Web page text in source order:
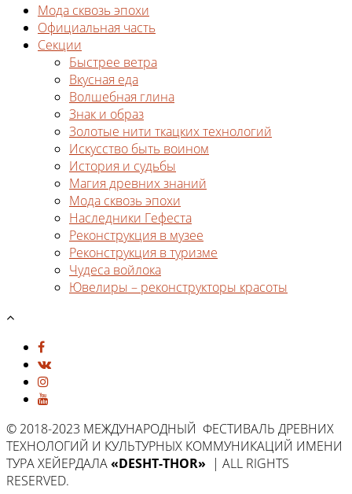
Мода сквозь эпохи
Официальная часть
Секции
Быстрее ветра
Вкусная еда
Волшебная глина
Знак и образ
Золотые нити ткацких технологий
Искусство быть воином
История и судьбы
Магия древних знаний
Мода сквозь эпохи
Наследники Гефеста
Реконструкция в музее
Реконструкция в туризме
Чудеса войлока
Ювелиры – реконструкторы красоты
© 2018-2023 МЕЖДУНАРОДНЫЙ ФЕСТИВАЛЬ ДРЕВНИХ
ТЕХНОЛОГИЙ И КУЛЬТУРНЫХ КОММУНИКАЦИЙ ИМЕНИ
ТУРА ХЕЙЕРДАЛА«DESHT-THOR» | ALL RIGHTS
RESERVED.